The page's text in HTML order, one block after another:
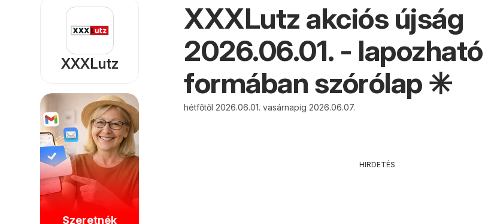
XXXLutz akciós újság
2026.06.01. - lapozható
formában szórólap ✳️
hétfőtől 2026.06.01. vasárnapig 2026.06.07.
HIRDETÉS
XXXLutz
Szeretnék